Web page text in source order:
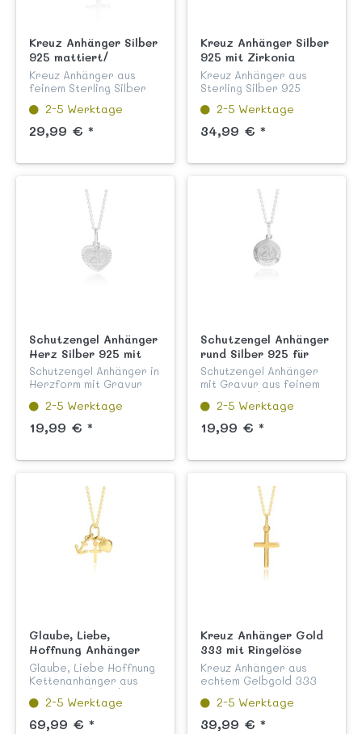
Kreuz Anhänger Silber
925 mattiert/
diamantiert
Kreuz Anhänger aus
feinem Sterling Silber
diamantiert für
Mädchen und Jungen aus
unserer Kinderschmuck
Dieser Kreuz Anh...
2-5 Werktage
29,99 € *
Kreuz Anhänger Silber
925 mit Zirkonia
Steinen kanalgefasst
Kreuz Anhänger aus
Sterling Silber 925
anlaufgeschützt mit
funkelnden weißen
Zirkonia Steinen aus
Kollektion "Kreuze"...
2-5 Werktage
34,99 € *
Schutzengel Anhänger
Herz Silber 925 mit
Gravur
Schutzengel Anhänger in
Herzform mit Gravur
Silber 925 poliert/
mattiert und
diamantiert aus unserer
Religion". Ge...
2-5 Werktage
19,99 € *
Schutzengel Anhänger
rund Silber 925 für
Jungen und Mädchen
Schutzengel Anhänger
mit Gravur aus feinem
Sterling Silber 925
mattiert /diamantiert
und anlaufgeschützt aus
unserer Kinderschmuck
Rel...
2-5 Werktage
19,99 € *
Glaube, Liebe,
Hoffnung Anhänger
Gold 333
Glaube, Liebe Hoffnung
Kettenanhänger aus
echtem Gelbgold 333
mit Herz, Anker und
Kreuz Anhänger aus
2-5 Werktage
69,99 € *
Kreuz Anhänger Gold
333 mit Ringelöse
Kreuz Anhänger aus
echtem Gelbgold 333
aus unserer
Kinderschmuck
2-5 Werktage
39,99 € *